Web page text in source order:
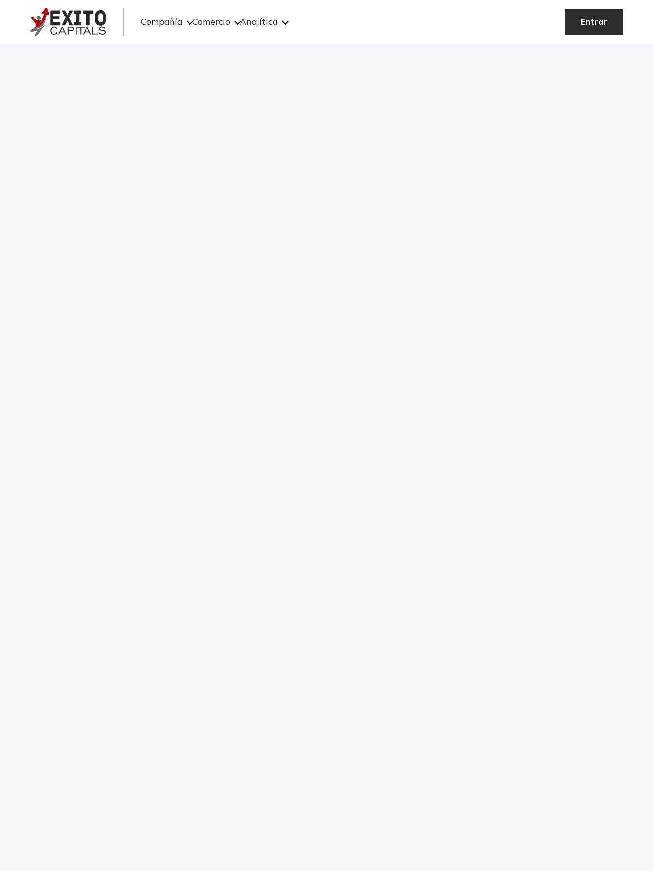
Compañía Comercio Analítica Entrar